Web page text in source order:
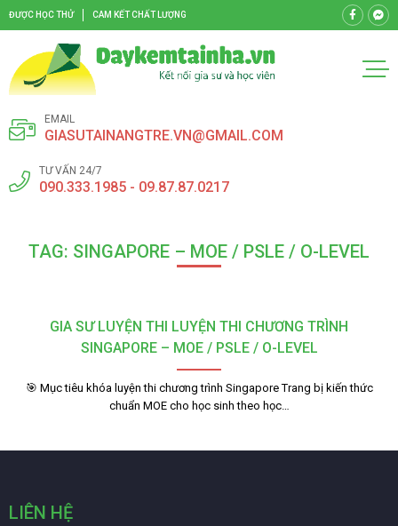
ĐƯỢC HỌC THỬ CAM KẾT CHẤT LƯỢNG
EMAIL
GIASUTAINANGTRE.VN@GMAIL.COM
TƯ VẤN 24/7
090.333.1985 - 09.87.87.0217
TAG: SINGAPORE – MOE / PSLE / O-LEVEL
GIA SƯ LUYỆN THI LUYỆN THI CHƯƠNG TRÌNH
SINGAPORE – MOE / PSLE / O-LEVEL
🎯 Mục tiêu khóa luyện thi chương trình Singapore Trang bị kiến thức
chuẩn MOE cho học sinh theo học…
LIÊN HỆ